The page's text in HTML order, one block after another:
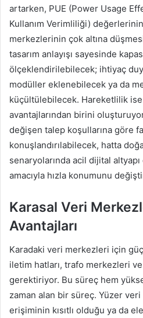
artarken, PUE (Power Usage
Kullanım Verimliliği)
merkezlerinin çok altına
tasarım anlayışı sayesinde
ölçeklendirilebilecek; ihtiyaç
modüller eklenebilecek ya da
küçültülebilecek. Hareketlilik
avantajlarından birini
değişen talep koşullarına göre
konuşlandırılabilecek, hatta
senaryolarında acil dijital
amacıyla hızla konumunu
Karasal Veri
Avantajları
Karadaki veri merkezleri için
iletim hatları, trafo merkezleri ve
gerektiriyor. Bu süreç hem
zaman alan bir süreç. Yüzer
erişiminin kısıtlı olduğu ya da